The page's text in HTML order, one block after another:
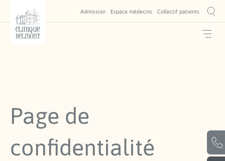
Admission Espace médecins Collectif patients
Page de
confidentialité